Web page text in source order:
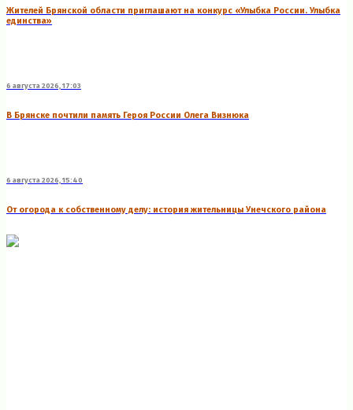
Жителей Брянской области приглашают на конкурс «Улыбка России. Улыбка
единства»
6 августа 2026, 17:03
В Брянске почтили память Героя России Олега Визнюка
6 августа 2026, 15:40
От огорода к собственному делу: история жительницы Унечского района